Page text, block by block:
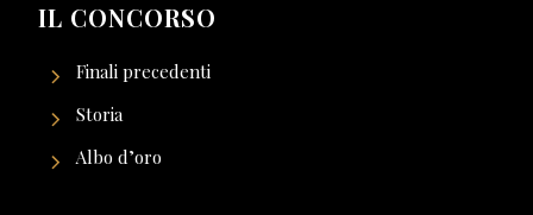
IL CONCORSO
Finali precedenti
Storia
Albo d’oro